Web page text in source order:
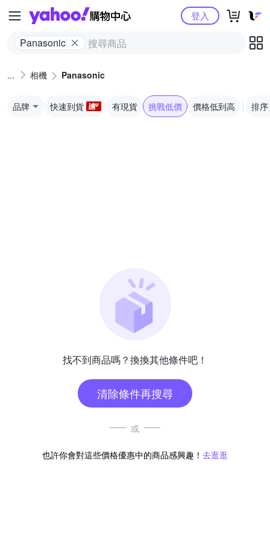
Yahoo購物中心
Panasonic
登入
相機 Panasonic
品牌 快速到貨 有現貨 挑戰低價 價格低到高 排序
找不到商品嗎？換換其他條件吧！
清除條件再搜尋
或
也許你會對這些價格優惠中的商品感興趣！ 去逛逛